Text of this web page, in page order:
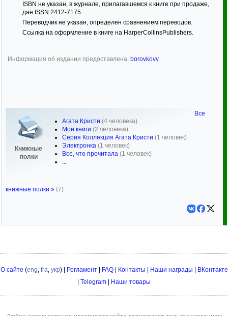
ISBN не указан, в журнале, прилагавшемся к книге при продаже,
дан ISSN 2412-7175.
Переводчик не указан, определен сравнением переводов.
Ссылка на оформление в книге на HarperCollinsPublishers.
Информация об издании предоставлена: borovkovv
Книжные
полки
Агата Кристи (4 человека)
Мои книги (2 человека)
Серия Коллекция Агата Кристи (1 человек)
Электронка (1 человек)
Все, что прочитала (1 человек)
...
Все
книжные полки » (7)
О сайте (eng, fra, укр) | Регламент| FAQ| Контакты Наши награды
ВКонтакте
Telegram Наши товары